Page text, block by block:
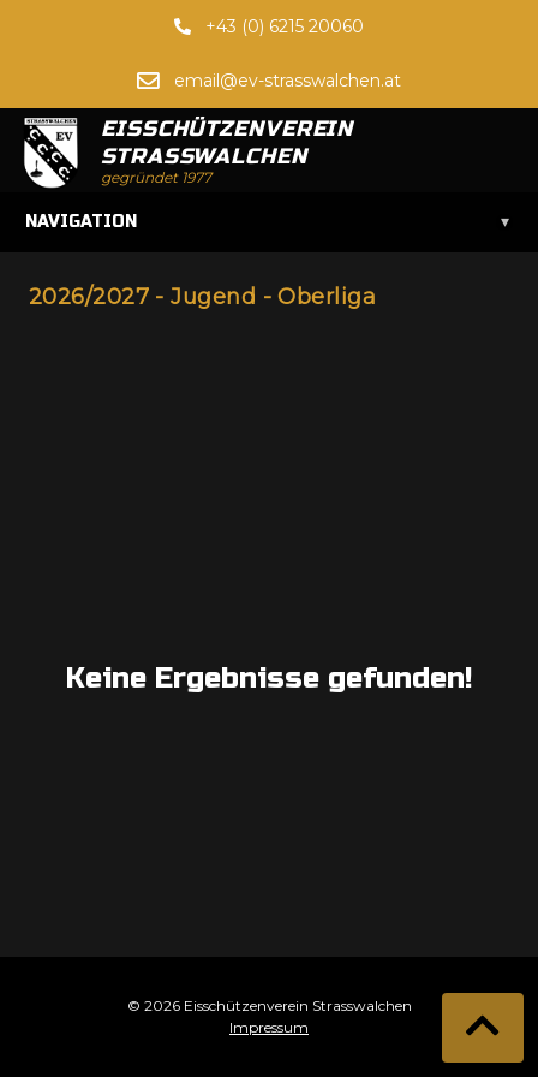
+43 (0) 6215 20060
email@ev-strasswalchen.at
EISSCHÜTZENVEREIN
STRASSWALCHEN
gegründet 1977
NAVIGATION ▾
2026/2027 - Jugend - Oberliga
Keine Ergebnisse gefunden!
© 2026 Eisschützenverein Strasswalchen
Impressum